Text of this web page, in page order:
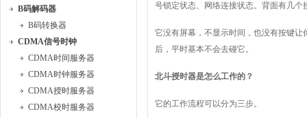
B码解码器
B码转换器
CDMA信号时钟
CDMA时间服务器
CDMA时钟服务器
CDMA授时服务器
CDMA校时服务器
号锁定状态、网络连接状态。背面有几
它没有屏幕，不显示时间，也没有按键
后，平时基本不会去碰它。
北斗授时器是怎么工作的？
它的工作流程可以分为三步。